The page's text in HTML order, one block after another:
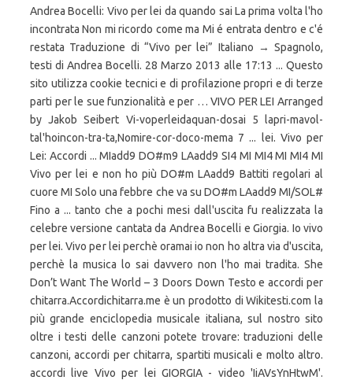
Andrea Bocelli: Vivo per lei da quando sai La prima volta l'ho
incontrata Non mi ricordo come ma Mi é entrata dentro e c'é
restata Traduzione di “Vivo per lei” Italiano → Spagnolo,
testi di Andrea Bocelli. 28 Marzo 2013 alle 17:13 ... Questo
sito utilizza cookie tecnici e di profilazione propri e di terze
parti per le sue funzionalità e per … VIVO PER LEI Arranged
by Jakob Seibert Vi-voperleidaquan-dosai 5 lapri-mavol-
tal'hoincon-tra-ta,Nomire-cor-doco-mema 7 ... lei. Vivo per
Lei: Accordi ... MIadd9 DO#m9 LAadd9 SI4 MI MI4 MI MI4 MI
Vivo per lei e non ho più DO#m LAadd9 Battiti regolari al
cuore MI Solo una febbre che va su DO#m LAadd9 MI/SOL#
Fino a ... tanto che a pochi mesi dall'uscita fu realizzata la
celebre versione cantata da Andrea Bocelli e Giorgia. Io vivo
per lei. Vivo per lei perchè oramai io non ho altra via d'uscita,
perchè la musica lo sai davvero non l'ho mai tradita. She
Don’t Want The World – 3 Doors Down Testo e accordi per
chitarra.Accordichitarra.me è un prodotto di Wikitesti.com la
più grande enciclopedia musicale italiana, sul nostro sito
oltre i testi delle canzoni potete trovare: traduzioni delle
canzoni, accordi per chitarra, spartiti musicali e molto altro.
accordi live Vivo per lei GIORGIA - video 'IiAVsYnHtwM'.